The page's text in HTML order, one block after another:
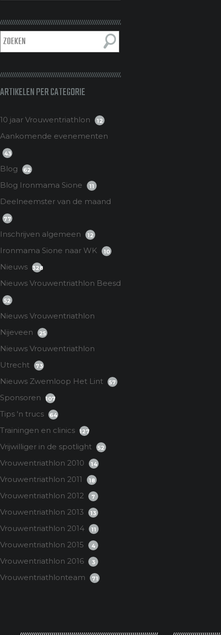
ARTIKELEN PER CATEGORIE
10 jaar Vrouwentriathlon 12
Aankomende evenementen
43
Blog 62
Blog Ironmama Sione 11
Deelneemster van de maand
77
Inschrijven algemeen 12
Ironmama Sione naar WK 10
Nieuws 328
Nieuws Vrouwentriathlon Beesd
52
Nieuws Vrouwentriathlon
Nijeveen
25
Nieuws Vrouwentriathlon
Utrecht
73
Nieuws Zwemloop Het Lint 57
Sponsoren 107
Tips 'n trucs 64
Trainingen en clinics 127
Vrijwilliger in de spotlight 52
Vrouwentriathlon 2010 14
Vrouwentriathlon 2011 18
Vrouwentriathlon 2012 7
Vrouwentriathlon 2013 13
Vrouwentriathlon 2014 11
Vrouwentriathlon 2015 4
Vrouwentriathlon 2016 3
Vrouwentriathlonteam 71